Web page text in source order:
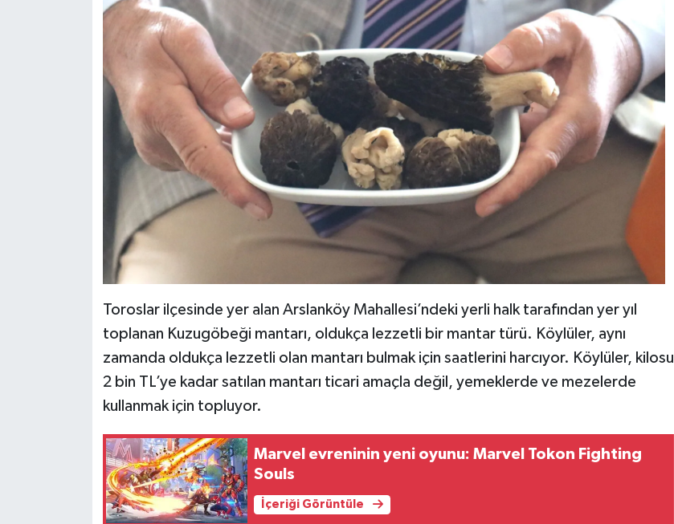
Toroslar ilçesinde yer alan Arslanköy Mahallesi’ndeki yerli halk tarafından yer yıl
toplanan Kuzugöbeği mantarı, oldukça lezzetli bir mantar türü. Köylüler, aynı
zamanda oldukça lezzetli olan mantarı bulmak için saatlerini harcıyor. Köylüler, kilosu
2 bin TL’ye kadar satılan mantarı ticari amaçla değil, yemeklerde ve mezelerde
kullanmak için topluyor.
Marvel evreninin yeni oyunu: Marvel Tokon Fighting
Souls
İçeriği Görüntüle